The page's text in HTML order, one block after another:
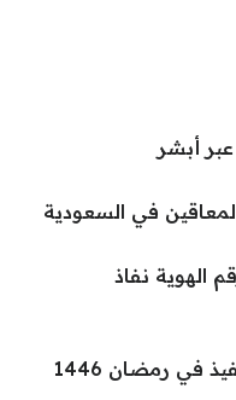
أبشر
في السعودية
الهوية نفاذ
في رمضان 1446